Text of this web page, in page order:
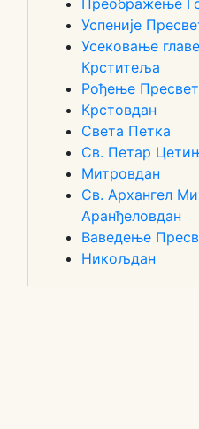
Преображење
Успеније
Усековање
Крститеља
Рођење
Крстовдан
Света Петка
Св. Петар
Митровдан
Св. Архангел
Аранђеловдан
Ваведење
Никољдан